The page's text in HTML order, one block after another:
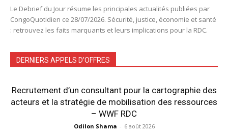
Le Debrief du Jour résume les principales actualités publiées par
CongoQuotidien ce 28/07/2026. Sécurité, justice, économie et santé
: retrouvez les faits marquants et leurs implications pour la RDC.
DERNIERS APPELS D'OFFRES
Recrutement d’un consultant pour la cartographie des
acteurs et la stratégie de mobilisation des ressources
– WWF RDC
Odilon Shama - 6 août 2026